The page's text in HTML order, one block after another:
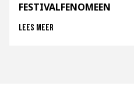
FESTIVALFENOMEEN
Lees meer